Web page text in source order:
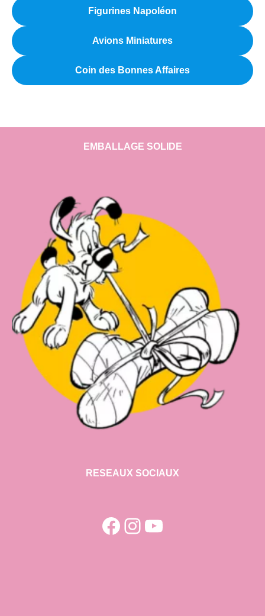
Figurines Napoléon
Avions Miniatures
Coin des Bonnes Affaires
EMBALLAGE SOLIDE
RESEAUX SOCIAUX
Facebook
Instagram
YouTube